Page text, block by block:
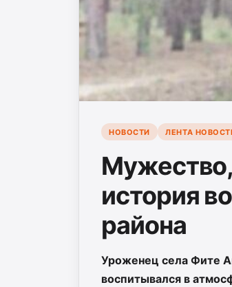
НОВОСТИ ЛЕНТА
история
района
Уроженец села Фите
воспитывался в